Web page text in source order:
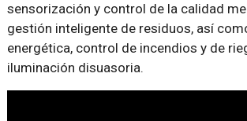
sensorización y control de la calidad
gestión inteligente de residuos, así
energética, control de incendios y de
iluminación disuasoria.